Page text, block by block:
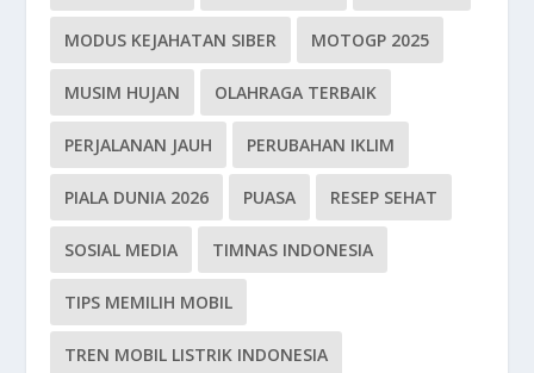
MODUS KEJAHATAN SIBER MOTOGP 2025
MUSIM HUJAN OLAHRAGA TERBAIK
PERJALANAN JAUH PERUBAHAN IKLIM
PIALA DUNIA 2026 PUASA RESEP SEHAT
SOSIAL MEDIA TIMNAS INDONESIA
TIPS MEMILIH MOBIL
TREN MOBIL LISTRIK INDONESIA